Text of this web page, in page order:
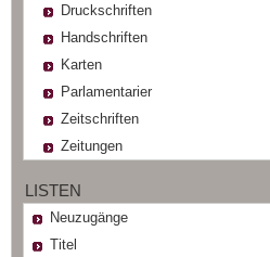
Druckschriften
Handschriften
Karten
Parlamentarier
Zeitschriften
Zeitungen
LISTEN
Neuzugänge
Titel